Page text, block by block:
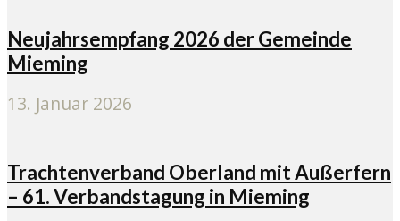
Neujahrsempfang 2026 der Gemeinde
Mieming
13. Januar 2026
Trachtenverband Oberland mit Außerfern
– 61. Verbandstagung in Mieming